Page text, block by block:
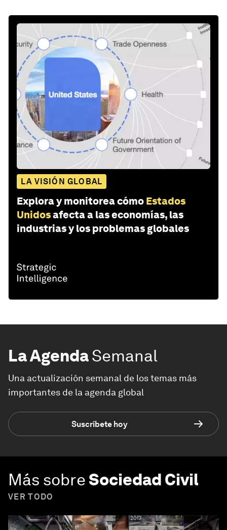
LA VISIÓN GLOBAL
Explora y monitorea cómo Estados
Unidosafecta a las economías, las
industrias y los problemas globales
La AgendaSemanal
Una actualización semanal de los temas más
importantes de la agenda global
Suscríbete hoy
Más sobreSociedad Civil
VER TODO